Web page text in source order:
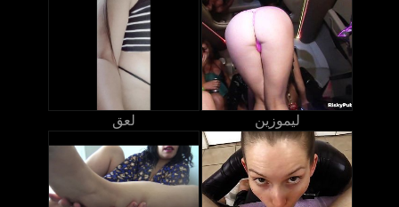
لعق ليموزين